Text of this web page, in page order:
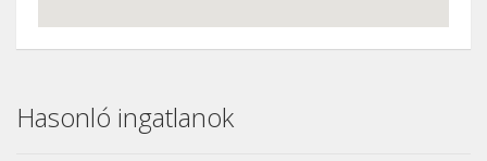
Hasonló ingatlanok